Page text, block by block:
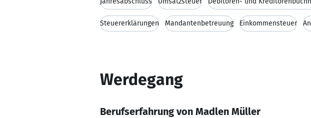
Steuererklärungen Mandantenbetreuung Einkommensteuer
Werdegang
Berufserfahrung von Madlen Müller